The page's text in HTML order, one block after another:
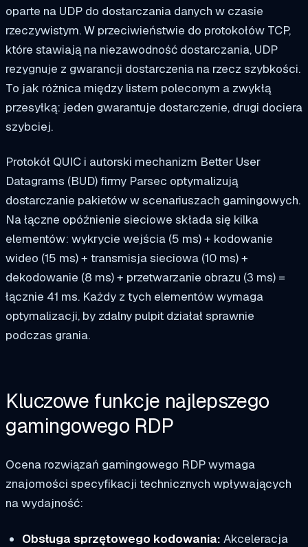
oparte na UDP do dostarczania danych w czasie
rzeczywistym. W przeciwieństwie do protokołów TCP,
które stawiają na niezawodność dostarczania, UDP
rezygnuje z gwarancji dostarczenia na rzecz szybkości.
To jak różnica między listem poleconym a zwykłą
przesyłką: jeden gwarantuje dostarczenie, drugi dociera
szybciej.
Protokół QUIC i autorski mechanizm Better User
Datagrams (BUD) firmy Parsec optymalizują
dostarczanie pakietów w scenariuszach gamingowych.
Na łączne opóźnienie sieciowe składa się kilka
elementów: wykrycie wejścia (5 ms) + kodowanie
wideo (15 ms) + transmisja sieciowa (10 ms) +
dekodowanie (8 ms) + przetwarzanie obrazu (3 ms) =
łącznie 41 ms. Każdy z tych elementów wymaga
optymalizacji, by zdalny pulpit działał sprawnie
podczas grania.
Kluczowe funkcje najlepszego
gamingowego RDP
Ocena rozwiązań gamingowego RDP wymaga
znajomości specyfikacji technicznych wpływających
na wydajność:
Obsługa sprzętowego kodowania: Akceleracja